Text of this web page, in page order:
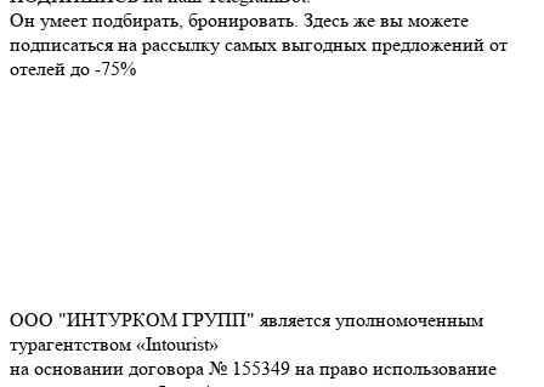
Он умеет подбирать, бронировать. Здесь же вы можете
подписаться на рассылку самых выгодных предложений от
отелей до -75%
ООО "ИНТУРКОМ ГРУПП" является уполномоченным
турагентством «Intourist»
на основании договора № 155349 на право использование